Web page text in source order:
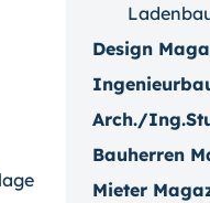
Design
Arch./
Bauherren
Mieter